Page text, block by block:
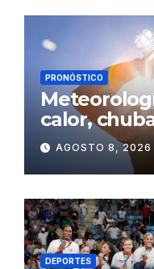
PRONÓSTICO
calor,
Sahara
AGOSTO 8, 2026
DEPORTES